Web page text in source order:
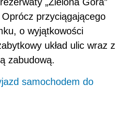
przyciągającego
o wyjątkowości
układ ulic wraz z
zabudową.
samochodem do